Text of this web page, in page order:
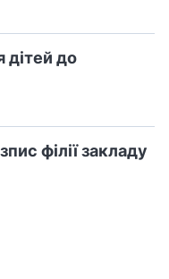
дітей до
філії закладу